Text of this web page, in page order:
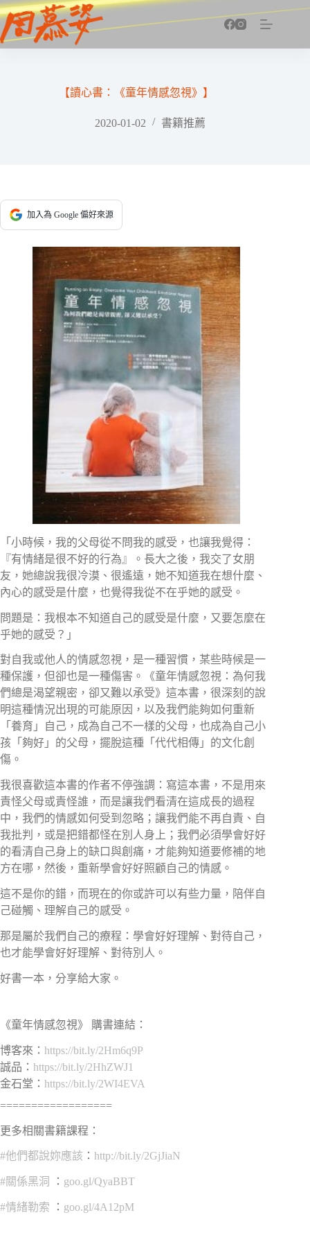
跳
至
主
【讀心書：《童年情感忽視》】
2020-01-02 書籍推薦
加入為 Google 偏好來源
「小時候，我的父母從不問我的感受，也讓我覺得：
『有情緒是很不好的行為』。長大之後，我交了女朋
友，她總說我很冷漠、很遙遠，她不知道我在想什麼、
內心的感受是什麼，也覺得我從不在乎她的感受。
問題是：我根本不知道自己的感受是什麼，又要怎麼在
乎她的感受？」
對自我或他人的情感忽視，是一種習慣，某些時候是一
種保護，但卻也是一種傷害。《童年情感忽視：為何我
們總是渴望親密，卻又難以承受》這本書，很深刻的說
明這種情況出現的可能原因，以及我們能夠如何重新
「養育」自己，成為自己不一樣的父母，也成為自己小
孩「夠好」的父母，擺脫這種「代代相傳」的文化創
傷。
我很喜歡這本書的作者不停強調：寫這本書，不是用來
責怪父母或責怪誰，而是讓我們看清在這成長的過程
中，我們的情感如何受到忽略；讓我們能不再自責、自
我批判，或是把錯都怪在別人身上；我們必須學會好好
的看清自己身上的缺口與創痛，才能夠知道要修補的地
方在哪，然後，重新學會好好照顧自己的情感。
這不是你的錯，而現在的你或許可以有些力量，陪伴自
己碰觸、理解自己的感受。
那是屬於我們自己的療程：學會好好理解、對待自己，
也才能學會好好理解、對待別人。
好書一本，分享給大家。
《童年情感忽視》 購書連結：
博客來： https://bit.ly/2Hm6q9P
誠品： https://bit.ly/2HhZWJ1
金石堂： https://bit.ly/2WI4EVA
==================
更多相關書籍課程：
#他們都說妳應該 ： http://bit.ly/2GjJiaN
#關係黑洞 ： goo.gl/QyaBBT
#情緒勒索 ： goo.gl/4A12pM